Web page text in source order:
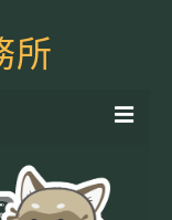
所